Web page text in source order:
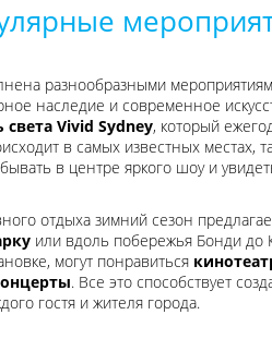
разнообразными
наследие и современное
Vivid Sydney, который
в самых известных местах,
в центре яркого шоу и
отдыха зимний сезон
или вдоль побережья Бонди до
могут понравиться
. Все это способствует
гостя и жителя города.